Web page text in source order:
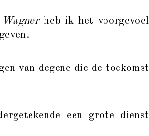
Wagnerheb ik het voorgevoel
van degene die de toekomst
een grote dienst